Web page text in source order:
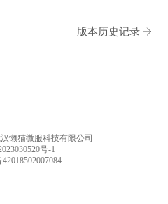
版本历史记录
懒猫微服科技有限公司
号-1